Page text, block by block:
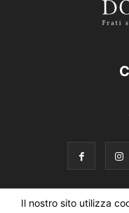
Il nostro sito utilizza